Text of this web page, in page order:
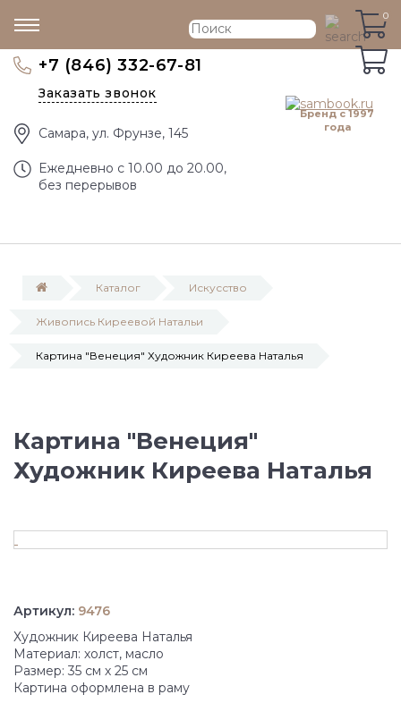
Бренд с 1997
года
+7 (846) 332-67-81
Заказать звонок
Самара, ул. Фрунзе, 145
Eжедневно с 10.00 до 20.00,
без перерывов
0
0
Каталог Искусство
Живопись Киреевой Натальи
Картина "Венеция" Художник Киреева Наталья
Картина "Венеция"
Художник Киреева Наталья
Артикул: 9476
Художник Киреева Наталья
Материал: холст, масло
Размер: 35 см х 25 см
Картина оформлена в раму